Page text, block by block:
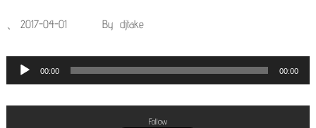
キ
ッ
(Enter
、 2017-04-01 By djtake
00:00 00:00
Follow